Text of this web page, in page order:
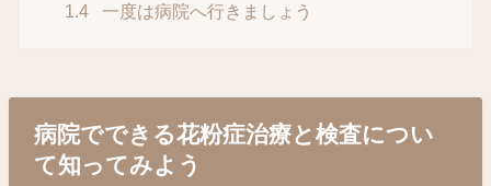
1.4 一度は病院へ行きましょう
病院でできる花粉症治療と検査につい
て知ってみよう